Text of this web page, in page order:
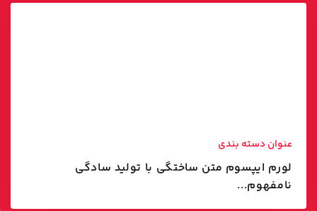
عنوان دسته بندی
لورم ایپسوم متن ساختگی با تولید سادگی
نامفهوم...